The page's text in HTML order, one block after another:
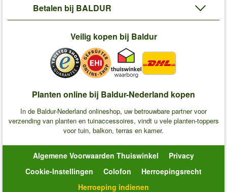
Betalen bij BALDUR
Veilig kopen bij Baldur
Planten online bij Baldur-Nederland kopen
In de Baldur-Nederland onlineshop, uw betrouwbare partner voor
verzending van planten en tuinaccessoires, vindt u vele planten-toppers
voor tuin, balkon, terras en kamer.
Algemene Voorwaarden Thuiswinkel
Privacy
Cookie-Instellingen
Colofon
Herroepingsrecht
Herroeping indienen